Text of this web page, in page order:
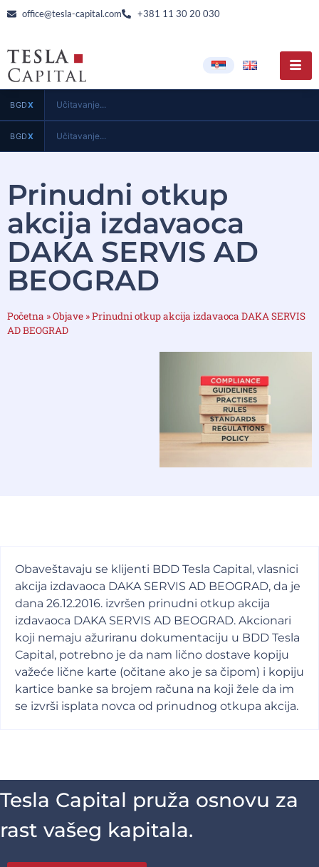
office@tesla-capital.com +381 11 30 20 030
BGDX Učitavanje...
BGDX Učitavanje...
Prinudni otkup
akcija izdavaoca
DAKA SERVIS AD
BEOGRAD
Početna »Objave »Prinudni otkup akcija izdavaoca DAKA SERVIS
AD BEOGRAD
Obaveštavaju se klijenti BDD Tesla Capital, vlasnici
akcija izdavaoca DAKA SERVIS AD BEOGRAD, da je
dana 26.12.2016. izvršen prinudni otkup akcija
izdavaoca DAKA SERVIS AD BEOGRAD. Akcionari
koji nemaju ažuriranu dokumentaciju u BDD Tesla
Capital, potrebno je da nam lično dostave kopiju
važeće lične karte (očitane ako je sa čipom) i kopiju
kartice banke sa brojem računa na koji žele da im
se izvrši isplata novca od prinudnog otkupa akcija.
Tesla Capital pruža osnovu za
rast vašeg kapitala.